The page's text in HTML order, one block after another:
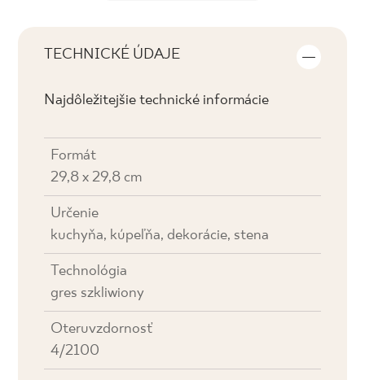
TECHNICKÉ ÚDAJE
Najdôležitejšie technické informácie
Formát
29,8 x 29,8 cm
Určenie
kuchyňa, kúpeľňa, dekorácie, stena
Technológia
gres szkliwiony
Oteruvzdornosť
4/2100